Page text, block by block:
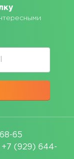
65
+7 (929) 644-